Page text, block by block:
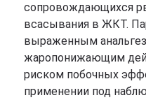
сопровождающихся
всасывания в ЖКТ.
выраженным
жаропонижающим
риском побочных
применении под